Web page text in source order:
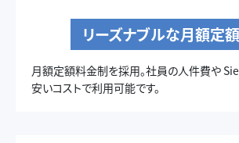
リーズナブルな月額定
月額定額料金制を採用。社員の人件費や
安いコストで利用可能です。